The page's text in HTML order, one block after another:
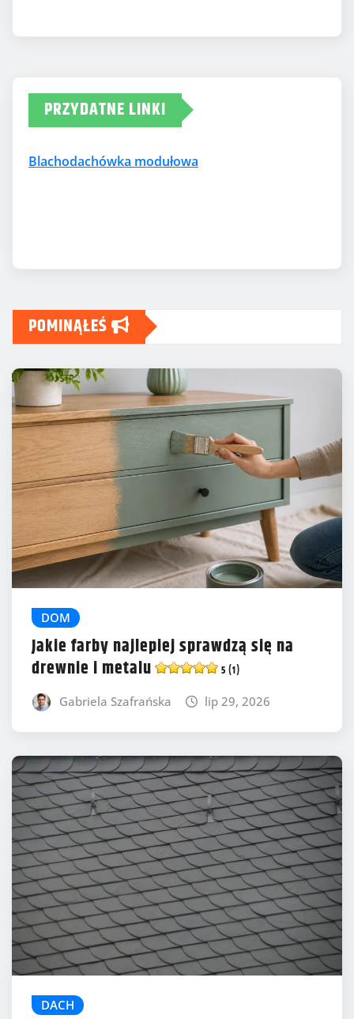
PRZYDATNE LINKI
Blachodachówka modułowa
POMINĄŁEŚ
DOM
Jakie farby najlepiej sprawdzą się na
drewnie i metalu
5 (1)
Gabriela Szafrańska lip 29, 2026
DACH